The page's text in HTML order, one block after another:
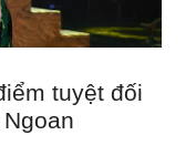
tuyệt đối